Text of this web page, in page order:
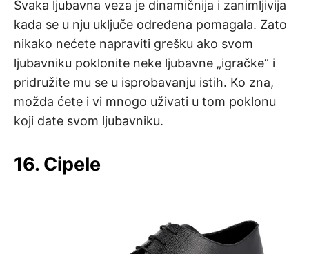
Svaka ljubavna veza je dinamičnija i zanimljivija
kada se u nju uključe određena pomagala. Zato
nikako nećete napraviti grešku ako svom
ljubavniku poklonite neke ljubavne „igračke“ i
pridružite mu se u isprobavanju istih. Ko zna,
možda ćete i vi mnogo uživati u tom poklonu
koji date svom ljubavniku.
16. Cipele